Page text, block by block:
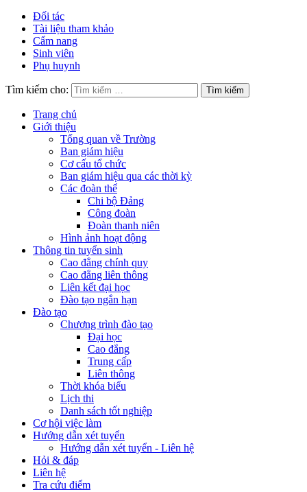
Đối tác
Tài liệu tham khảo
Cẩm nang
Sinh viên
Phụ huynh
Tìm kiếm cho:
Trang chủ
Giới thiệu
Tổng quan về Trường
Ban giám hiệu
Cơ cấu tổ chức
Ban giám hiệu qua các thời kỳ
Các đoàn thể
Chi bộ Đảng
Công đoàn
Đoàn thanh niên
Hình ảnh hoạt động
Thông tin tuyển sinh
Cao đẳng chính quy
Cao đẳng liên thông
Liên kết đại học
Đào tạo ngắn hạn
Đào tạo
Chương trình đào tạo
Đại học
Cao đẳng
Trung cấp
Liên thông
Thời khóa biểu
Lịch thi
Danh sách tốt nghiệp
Cơ hội việc làm
Hướng dẫn xét tuyển
Hướng dẫn xét tuyển - Liên hệ
Hỏi & đáp
Liên hệ
Tra cứu điểm